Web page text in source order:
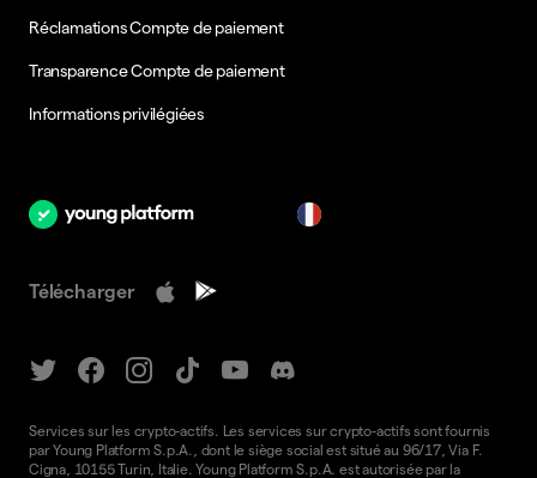
Réclamations Compte de paiement
Transparence Compte de paiement
Informations privilégiées
Télécharger
Services sur les crypto-actifs. Les services sur crypto-actifs sont fournis
par Young Platform S.p.A., dont le siège social est situé au 96/17, Via F.
Cigna, 10155 Turin, Italie. Young Platform S.p.A. est autorisée par la